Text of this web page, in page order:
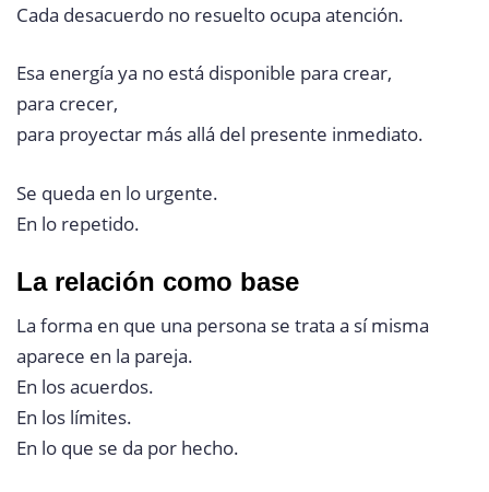
Cada desacuerdo no resuelto ocupa atención.
Esa energía ya no está disponible para crear,
para crecer,
para proyectar más allá del presente inmediato.
Se queda en lo urgente.
En lo repetido.
La relación como base
La forma en que una persona se trata a sí misma
aparece en la pareja.
En los acuerdos.
En los límites.
En lo que se da por hecho.